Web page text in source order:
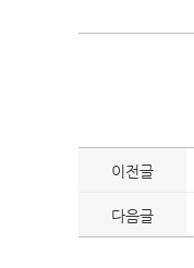
이전글
다음글